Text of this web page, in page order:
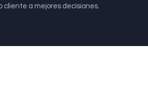
cliente a mejores decisiones.